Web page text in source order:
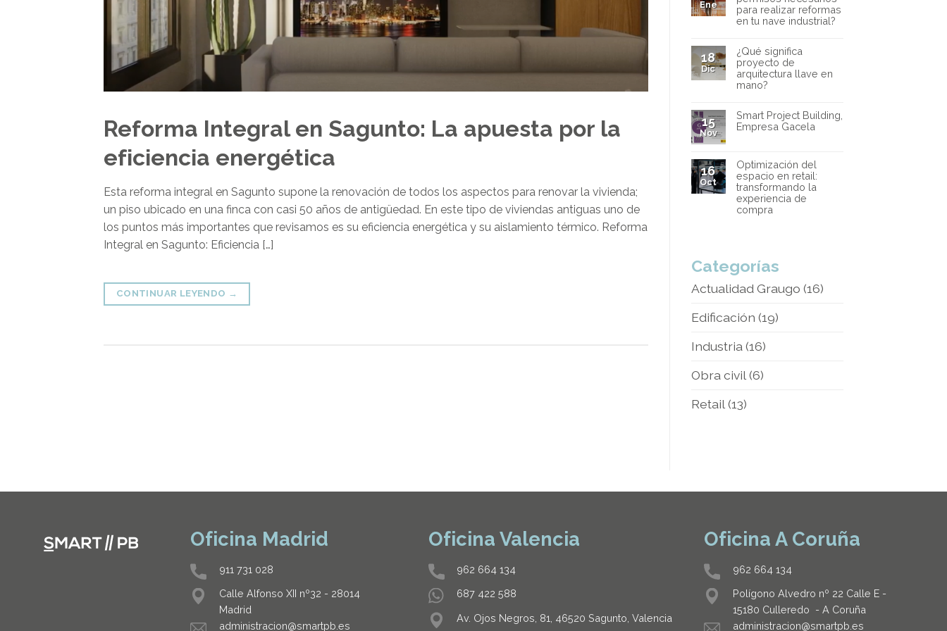
Reforma Integral en Sagunto: La apuesta por la
eficiencia energética
Esta reforma integral en Sagunto supone la renovación de todos los aspectos para renovar la vivienda;
un piso ubicado en una finca con casi 50 años de antigüedad. En este tipo de viviendas antiguas uno de
los puntos más importantes que revisamos es su eficiencia energética y su aislamiento térmico. Reforma
Integral en Sagunto: Eficiencia […]
CONTINUAR LEYENDO →
Ene
para realizar reformas
en tu nave industrial?
18
Dic
¿Qué significa
proyecto de
arquitectura llave en
mano?
15
Nov
Smart Project Building,
Empresa Gacela
16
Oct
Optimización del
espacio en retail:
transformando la
experiencia de
compra
Categorías
Actualidad Graugo (16)
Edificación (19)
Industria (16)
Obra civil (6)
Retail (13)
Oficina Madrid
911 731 028
Calle Alfonso XII nº32 - 28014
Madrid
administracion@smartpb.es
Oficina Valencia
962 664 134
687 422 588
Av. Ojos Negros, 81, 46520 Sagunto, Valencia
Oficina A Coruña
962 664 134
Polígono Alvedro nº 22 Calle E -
15180 Culleredo - A Coruña
administracion@smartpb.es